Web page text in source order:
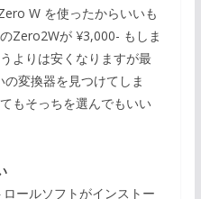
W を使ったからいいも
Zero2Wが ¥3,000- もしま
よりは安くなりますが最
変換器を見つけてしま
もそっちを選んでもいい
ールソフトがインストー